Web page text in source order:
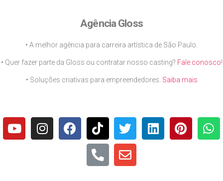
Agência Gloss
• A melhor agência para carreira artística de São Paulo.
• Quer fazer parte da Gloss ou contratar nosso casting? Fale conosco!
• Soluções criativas para empreendedores. Saiba mais